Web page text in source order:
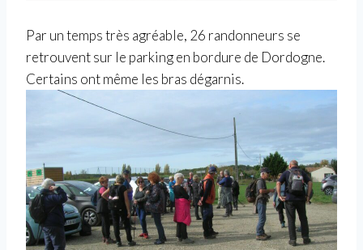
Par un temps très agréable, 26 randonneurs se
retrouvent sur le parking en bordure de Dordogne.
Certains ont même les bras dégarnis.